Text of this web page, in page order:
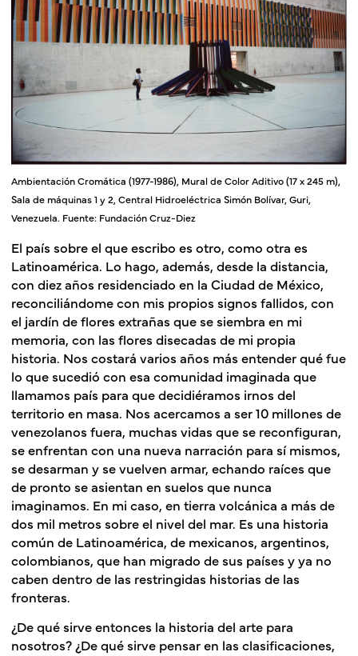
Ambientación Cromática (1977-1986), Mural de Color Aditivo (17 x 245 m),
Sala de máquinas 1 y 2, Central Hidroeléctrica Simón Bolívar, Guri,
Venezuela. Fuente: Fundación Cruz-Diez
El país sobre el que escribo es otro, como otra es
Latinoamérica. Lo hago, además, desde la distancia,
con diez años residenciado en la Ciudad de México,
reconciliándome con mis propios signos fallidos, con
el jardín de flores extrañas que se siembra en mi
memoria, con las flores disecadas de mi propia
historia. Nos costará varios años más entender qué fue
lo que sucedió con esa comunidad imaginada que
llamamos país para que decidiéramos irnos del
territorio en masa. Nos acercamos a ser 10 millones de
venezolanos fuera, muchas vidas que se reconfiguran,
se enfrentan con una nueva narración para sí mismos,
se desarman y se vuelven armar, echando raíces que
de pronto se asientan en suelos que nunca
imaginamos. En mi caso, en tierra volcánica a más de
dos mil metros sobre el nivel del mar. Es una historia
común de Latinoamérica, de mexicanos, argentinos,
colombianos, que han migrado de sus países y ya no
caben dentro de las restringidas historias de las
fronteras.
¿De qué sirve entonces la historia del arte para
nosotros? ¿De qué sirve pensar en las clasificaciones,